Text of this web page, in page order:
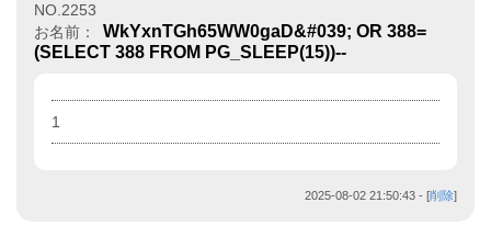
NO.2253
お名前：
WkYxnTGh65WW0gaD&#039; OR 388=
(SELECT 388 FROM PG_SLEEP(15))--
1
2025-08-02 21:50:43 - [削除]